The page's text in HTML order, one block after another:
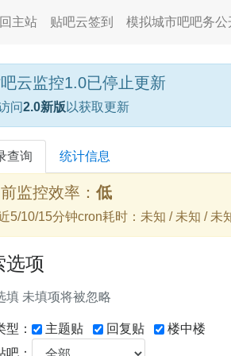
主站 贴吧云签到 模拟城市吧吧务公
云监控1.0已停止更新
问2.0新版 以获取更新
查询 统计信息
监控效率： 低
5/10/15分钟cron耗时：未知 / 未知 / 未
选项
填 未填项将被忽略
型： 主题贴 回复贴
楼中楼
吧：